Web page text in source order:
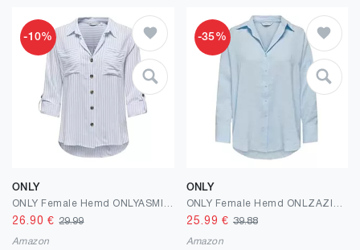
-10%
ONLY
26.90 €29.99
Amazon
-35%
ONLY
25.99 € 39.88
Amazon